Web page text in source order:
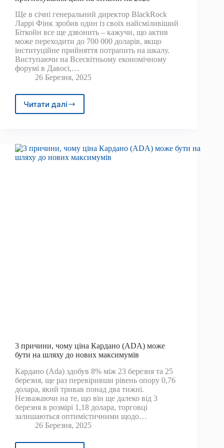
Ще в січні генеральний директор BlackRock
Ларрі Фінк зробив один із своїх найсміливіший
Біткойн все ще дзвонить – кажучи, що актив
може переходити до 700 000 доларів, якщо
інституційне прийняття потрапить на шкалу.
Виступаючи на Всесвітньому економічному
форумі в Давосі,…
26 Березня, 2025
Читати даліГенеральний
масове
прогнозування
3 причини, чому ціна Кардано (ADA) може
бути на шляху до нових максимумів
Кардано (Ada) здобув 8% між 23 березня та 25
березня, ще раз перевіривши рівень опору 0,76
долара, який тривав понад два тижні.
Незважаючи на те, що він ще далеко від 3
березня в розмірі 1,18 долара, торговці
залишаються оптимістичними щодо…
26 Березня, 2025